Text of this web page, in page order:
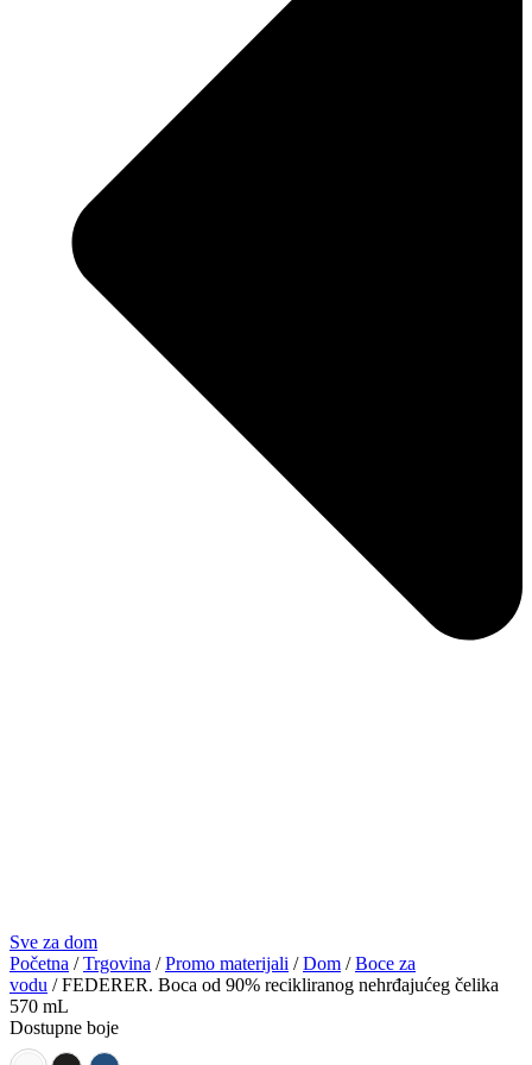
Sve za dom
Početna /Trgovina /Promo materijali /Dom /Boce za
vodu / FEDERER. Boca od 90% recikliranog nehrđajućeg čelika
570 mL
Dostupne boje